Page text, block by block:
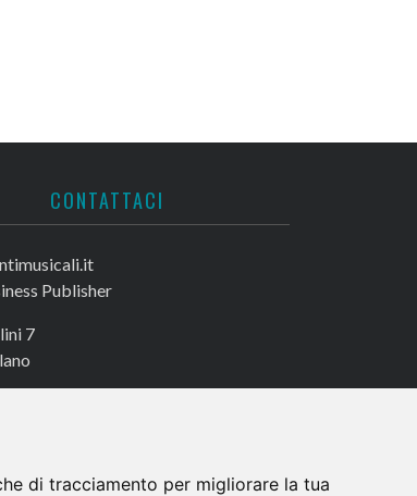
di tracciamento per migliorare la tua
CONTATTACI
Publisher
7
72016740